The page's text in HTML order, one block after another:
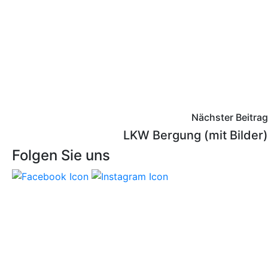
Nächster Beitrag
LKW Bergung (mit Bilder)
Folgen Sie uns